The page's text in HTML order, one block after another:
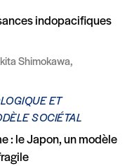
indopacifiques
Shimokawa,
ET
SOCIÉTAL
: le Japon, un modèle